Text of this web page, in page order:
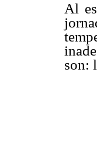
Al
son: